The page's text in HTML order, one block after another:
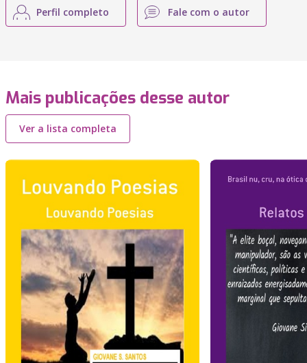
Perfil completo Fale com o autor
Mais publicações desse autor
Ver a lista completa